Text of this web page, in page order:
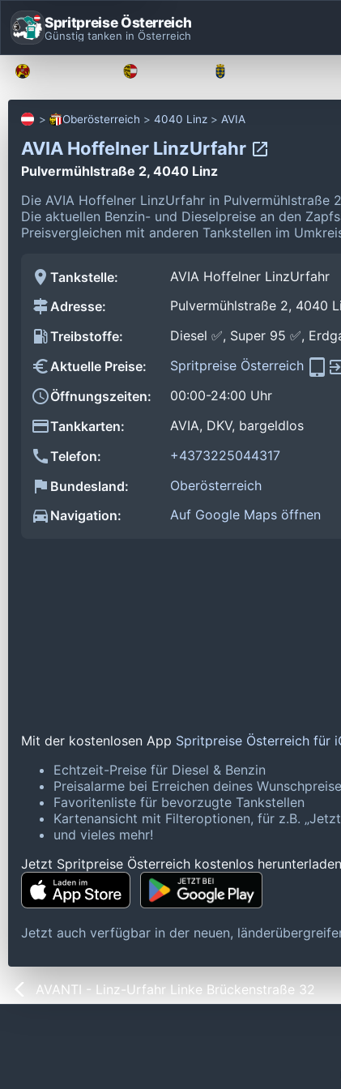
Spritpreise Österreich
Günstig tanken in Österreich
Oberösterreich 4040 Linz AVIA
AVIA Hoffelner LinzUrfahr
Pulvermühlstraße 2, 4040 Linz
Die AVIA Hoffelner LinzUrfahr in
Die aktuellen Benzin- und Dieselpreise an den
Preisvergleichen mit anderen Tankstellen im
Tankstelle:
AVIA Hoffelner LinzUrfahr
Adresse:
Pulvermühlstraße 2, 4040
Treibstoffe:
Diesel ✅, Super 95 ✅,
Aktuelle Preise:
Spritpreise Österreich
Öffnungszeiten:
00:00-24:00 Uhr
Tankkarten:
AVIA, DKV, bargeldlos
Telefon:
+4373225044317
Bundesland:
Oberösterreich
Navigation:
Auf Google Maps öffnen
Mit der kostenlosen App Spritpreise Österreich für
Echtzeit-Preise für Diesel & Benzin
Preisalarme bei Erreichen deines
Favoritenliste für bevorzugte Tankstellen
Kartenansicht mit Filteroptionen, für z.B.
und vieles mehr!
Jetzt Spritpreise Österreich kostenlos
Jetzt auch verfügbar in der neuen,
AVANTI - Linz-Urfahr Linke Brückenstraße 32